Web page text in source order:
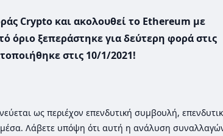
Crypto και ακολουθεί το Ethereum με
όριο ξεπεράστηκε για δεύτερη φορά στις
στις 10/1/2021!
ως περιέχον επενδυτική συμβουλή,
Λάβετε υπόψη ότι αυτή η ανάλυση